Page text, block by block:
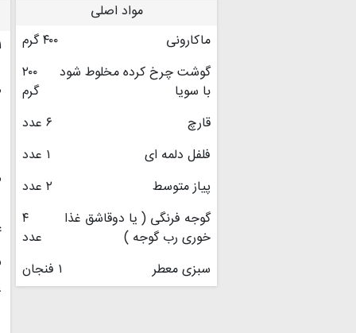
مواد اصلی
ماکارونی
۴۰۰ گرم
گوشت چرخ کرده مخلوط شود
با سویا
۲۰۰
گرم
قارچ
۶ عدد
فلفل دلمه ای
۱ عدد
پیاز متوسط
۲ عدد
گوجه فرنگی ( یا دوقاشق غذا
خوری رب گوجه )
۴
عدد
سبزی معطر
۱ فنجان